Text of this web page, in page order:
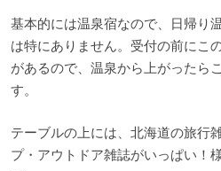
基本的には温泉宿なので、日帰り
は特にありません。受付の前にこ
があるので、温泉から上がったら
す。
テーブルの上には、北海道の旅行
プ・アウトドア雑誌がいっぱい！